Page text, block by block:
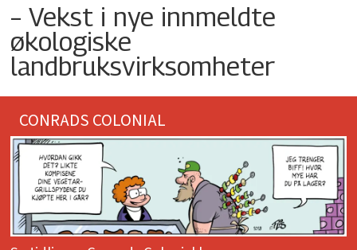
– Vekst i nye innmeldte
økologiske
landbruksvirksomheter
CONRADS COLONIAL